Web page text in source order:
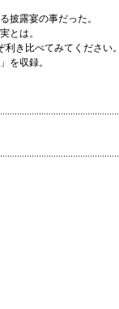
披露宴の事だった。
とは。
き比べてみてください。
を収録。